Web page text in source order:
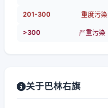
201-300 重度污染
>300 严重污染
关于巴林右旗